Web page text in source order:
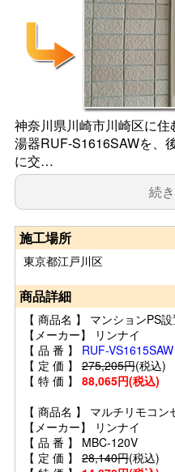
神奈川県川崎市川崎区に
湯器RUF-S1616SAWを、
に交…
続
施工場所
東京都江戸川区
商品詳細
【 商品名 】 マンションPS
【メーカー】 リンナイ
【 品 番 】 RUF-VS1615SAW
【 定 価 】 275,205円(税込)
【 特 価 】 88,065円(税込)
【 商品名 】 マルチリモコン
【メーカー】 リンナイ
【 品 番 】 MBC-120V
【 定 価 】 28,140円(税込)